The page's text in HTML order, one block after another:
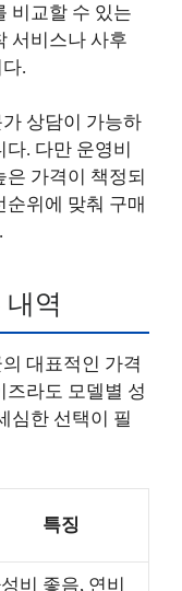
비교할 수 있는
서비스나 사후
.
상담이 가능하
. 다만 운영비
가격이 책정되
위에 맞춰 구매
역
대표적인 가격
라도 모델별 성
심한 선택이 필
특징
비 좋음, 연비